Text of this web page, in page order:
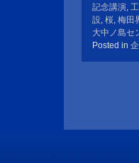
記念講演,
設, 桜, 梅田
大中ノ島セ
Posted in